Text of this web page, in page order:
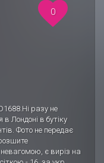
разу не
Лондоні в бутіку
Фото не передає
є виріз на
0